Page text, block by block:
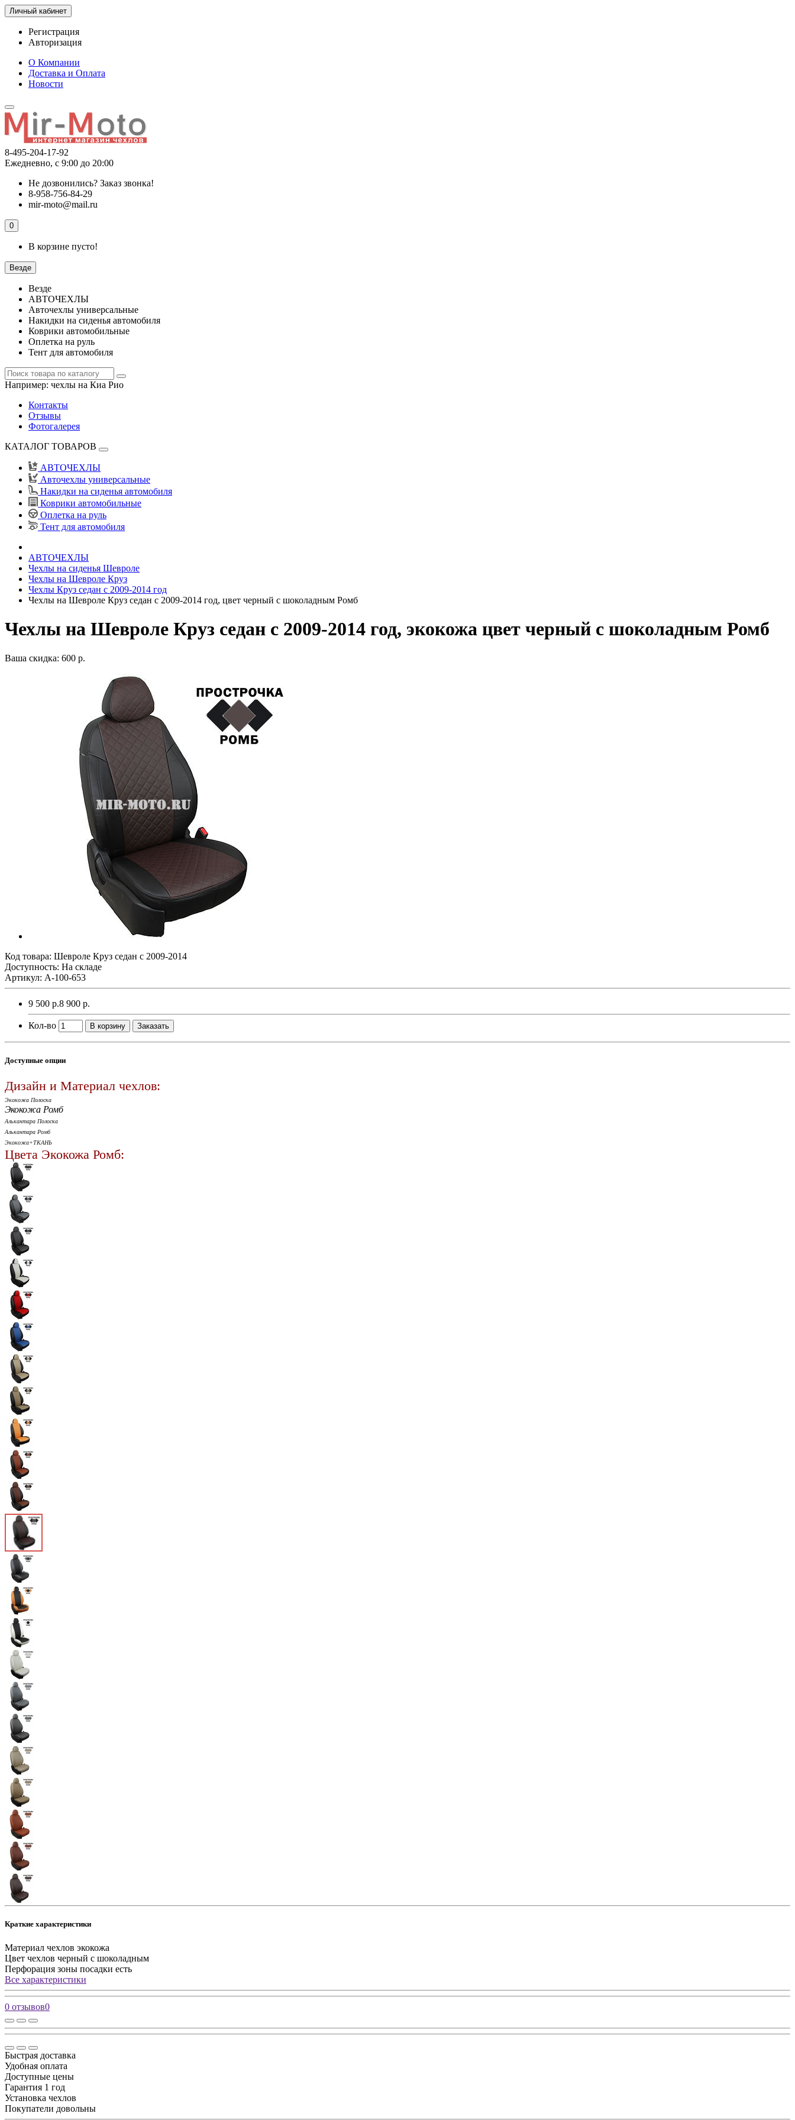
Личный кабинет
Регистрация
Авторизация
О Компании
Доставка и Оплата
Новости
8-495-204-17-92
Ежедневно, с 9:00 до 20:00
Не дозвонились? Заказ звонка!
8-958-756-84-29
mir-moto@mail.ru
0
В корзине пусто!
Везде
Везде
АВТОЧЕХЛЫ
Авточехлы универсальные
Накидки на сиденья автомобиля
Коврики автомобильные
Оплетка на руль
Тент для автомобиля
Например: чехлы на Киа Рио
Контакты
Отзывы
Фотогалерея
КАТАЛОГ ТОВАРОВ
АВТОЧЕХЛЫ
Авточехлы универсальные
Накидки на сиденья автомобиля
Коврики автомобильные
Оплетка на руль
Тент для автомобиля
АВТОЧЕХЛЫ
Чехлы на сиденья Шевроле
Чехлы на Шевроле Круз
Чехлы Круз седан с 2009-2014 год
Чехлы на Шевроле Круз седан с 2009-2014 год, цвет черный с шоколадным Ромб
Чехлы на Шевроле Круз седан с 2009-2014 год, экокожа цвет черный с шоколадным Ромб
Ваша скидка: 600 р.
Код товара: Шевроле Круз седан с 2009-2014
Доступность: На складе
Артикул: A-100-653
9 500 р.8 900 р.
Кол-во В корзину Заказать
Доступные опции
Дизайн и Материал чехлов:
Экокожа Полоска
Экокожа Ромб
Алькантара Полоска
Алькантара Ромб
Экокожа+ТКАНЬ
Цвета Экокожа Ромб:
Краткие характеристики
Материал чехлов экокожа
Цвет чехлов черный с шоколадным
Перфорация зоны посадки есть
Все характеристики
0 отзывов0
Быстрая доставка
Удобная оплата
Доступные цены
Гарантия 1 год
Установка чехлов
Покупатели довольны